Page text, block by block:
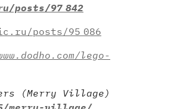
posts/97 842
posts/95 086
lego-
(Merry Village)